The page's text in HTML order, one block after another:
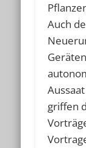
Auch
griffen